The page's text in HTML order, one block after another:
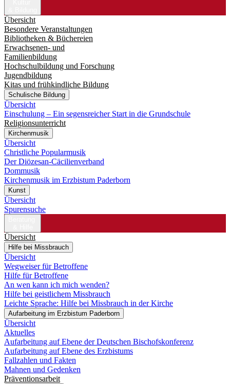
Übersicht
Besondere Veranstaltungen
Bibliotheken & Büchereien
Erwachsenen- und
Familienbildung
Hochschulbildung und Forschung
Jugendbildung
Kitas und frühkindliche Bildung
Schulische Bildung
Übersicht
Einschulung – Ein segensreicher Start in die Grundschule
Religionsunterricht
Kirchenmusik
Übersicht
Christliche Popularmusik
Der Diözesan-Cäcilienverband
Dommusik
Kirchenmusik im Erzbistum Paderborn
Kunst
Übersicht
Spurensuche
Übersicht
Hilfe bei Missbrauch
Übersicht
Wegweiser für Betroffene
Hilfe für Betroffene
An wen kann ich mich wenden?
Hilfe bei geistlichem Missbrauch
Leichte Sprache: Hilfe bei Missbrauch in der Kirche
Aufarbeitung im Erzbistum Paderborn
Übersicht
Aktuelles
Aufarbeitung auf Ebene der Deutschen Bischofskonferenz
Aufarbeitung auf Ebene des Erzbistums
Fallzahlen und Fakten
Mahnen und Gedenken
Präventionsarbeit